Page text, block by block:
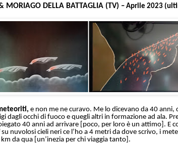
MORIAGO DELLA BATTAGLIA (TV) – Aprile 2023
e non me ne curavo. Me lo dicevano da 40 anni,
dagli occhi di fuoco e quegli altri in formazione ad ala.
40 anni ad arrivare [poco, per loro è un attimo]. E
su nuvolosi cieli neri ce l’ho a 4 metri da dove scrivo, i
da qua [un’inezia per chi viaggia tanto].